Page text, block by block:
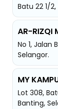
Batu 22 1/
AR-RIZQI
No 1, Jalan
Selangor.
MY
Lot 308,
Banting,